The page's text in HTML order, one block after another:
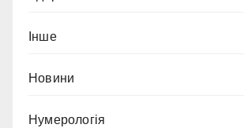
Інше
Новини
Нумерологія